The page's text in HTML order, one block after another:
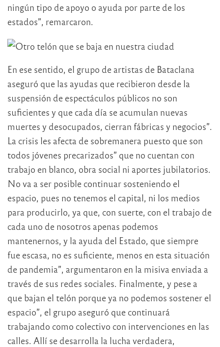
ningún tipo de apoyo o ayuda por parte de los
estados”, remarcaron.
En ese sentido, el grupo de artistas de Bataclana
aseguró que las ayudas que recibieron desde la
suspensión de espectáculos públicos no son
suficientes y que cada día se acumulan nuevas
muertes y desocupados, cierran fábricas y negocios”.
La crisis les afecta de sobremanera puesto que son
todos jóvenes precarizados” que no cuentan con
trabajo en blanco, obra social ni aportes jubilatorios.
No va a ser posible continuar sosteniendo el
espacio, pues no tenemos el capital, ni los medios
para producirlo, ya que, con suerte, con el trabajo de
cada uno de nosotros apenas podemos
mantenernos, y la ayuda del Estado, que siempre
fue escasa, no es suficiente, menos en esta situación
de pandemia”, argumentaron en la misiva enviada a
través de sus redes sociales. Finalmente, y pese a
que bajan el telón porque ya no podemos sostener el
espacio”, el grupo aseguró que continuará
trabajando como colectivo con intervenciones en las
calles. Allí se desarrolla la lucha verdadera,